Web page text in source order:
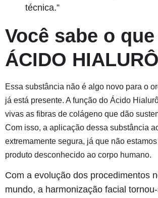
técnica.”
Você sabe o que
ÁCIDO
Essa substância não é algo novo para o
já está presente. A função do Ácido
vivas as fibras de colágeno que dão
Com isso, a aplicação dessa substância
extremamente segura, já que não
produto desconhecido ao corpo humano.
Com a evolução dos procedimentos
mundo, a harmonização facial